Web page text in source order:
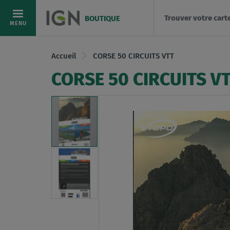
AllezMENU
BOUTIQUE Trouver votre
Accueil CORSE 50 CIRCUITS VTT
CORSE 50 CIRCUITS
Skip
the
end
images